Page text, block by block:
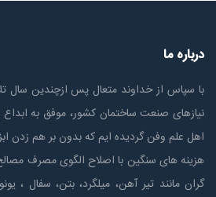
درباره ما
با سپاس از خداوند متعال پس ازچندين سال
نیازهای صنعت ساختمان كشور، موفق به
اهل علم وفن گردیده ایم که بدون بر هم زدن
هزینه های سنگین با اصلاح الگوی مصرف
گران مانند تیر آهن، میلگرد، بتن، سفال ،